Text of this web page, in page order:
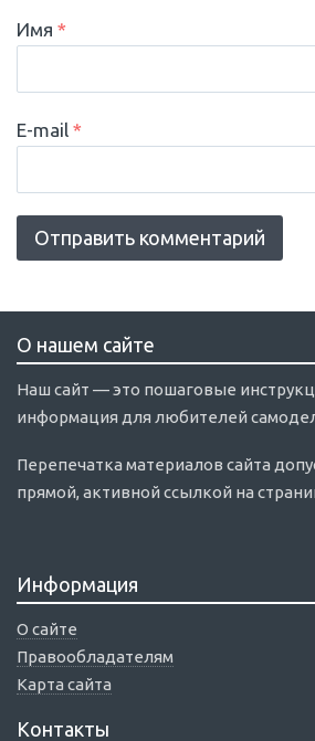
Имя *
E-mail *
О нашем сайте
Наш сайт — это пошаговые
информация для любителей
Перепечатка материалов сайта
прямой, активной ссылкой на
Информация
О сайте
Правообладателям
Карта сайта
Контакты